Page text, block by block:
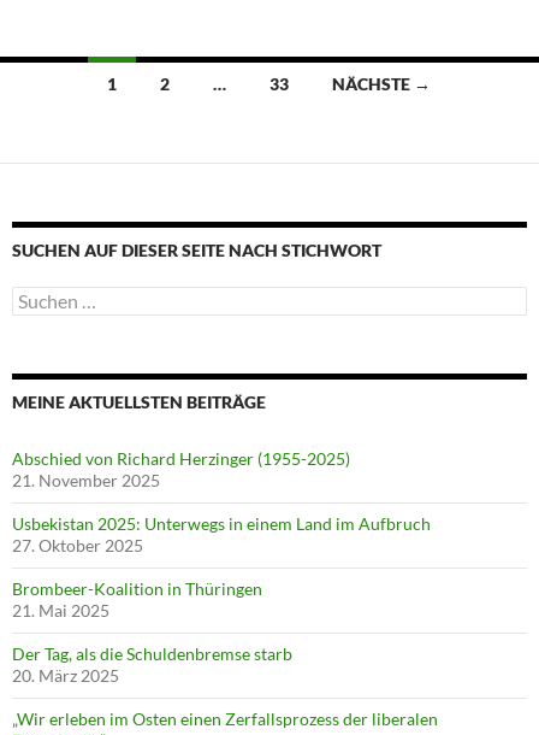
Beitragsnavigation
1 2 … 33 NÄCHSTE →
SUCHEN AUF DIESER SEITE NACH STICHWORT
Suche
nach:
MEINE AKTUELLSTEN BEITRÄGE
Abschied von Richard Herzinger (1955-2025)
21. November 2025
Usbekistan 2025: Unterwegs in einem Land im Aufbruch
27. Oktober 2025
Brombeer-Koalition in Thüringen
21. Mai 2025
Der Tag, als die Schuldenbremse starb
20. März 2025
„Wir erleben im Osten einen Zerfallsprozess der liberalen